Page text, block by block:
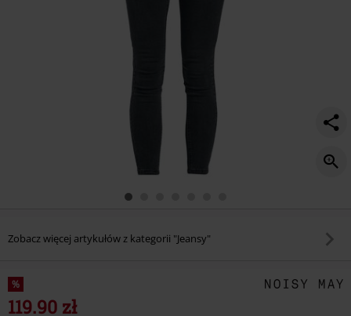
Zobacz więcej artykułów z kategorii "Jeansy"
%
119.90 zł